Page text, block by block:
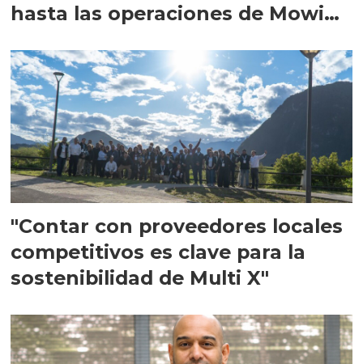
hasta las operaciones de Mowi
"Contar con proveedores locales
competitivos es clave para la
sostenibilidad de Multi X"